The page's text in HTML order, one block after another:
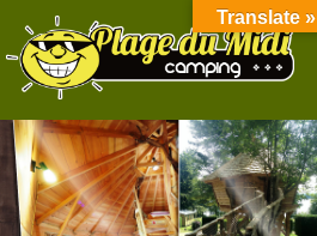
Translate »